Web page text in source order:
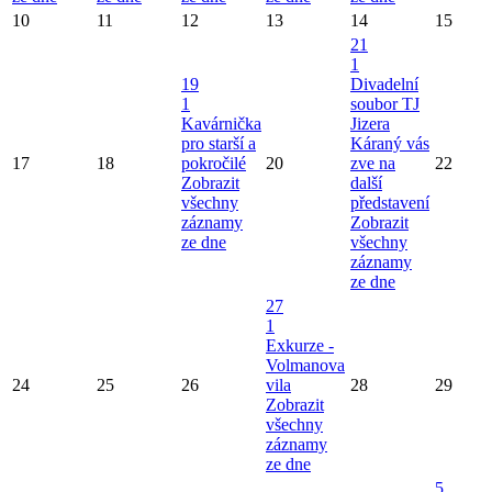
10 11 12 13 14 15
17 18
19
1
Kavárnička
pro starší a
pokročilé
Zobrazit
všechny
záznamy
ze dne
20
21
1
Divadelní
soubor TJ
Jizera
Káraný vás
zve na
další
představení
Zobrazit
všechny
záznamy
ze dne
22
24 25 26
27
1
Exkurze -
Volmanova
vila
Zobrazit
všechny
záznamy
ze dne
28 29